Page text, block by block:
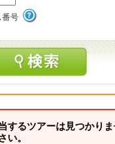
番号
するツアーは見つかりま
い。